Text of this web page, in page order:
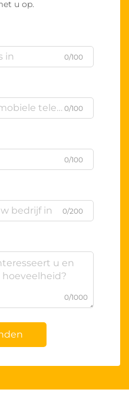
u op.
0/100
0/100
0/100
0/200
0/1000